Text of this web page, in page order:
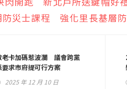
防災士課程 強化里長基層
老卡加碼惹波瀾 議會跨黨
要求市府提可行方案
2025 年 12 月 10 日